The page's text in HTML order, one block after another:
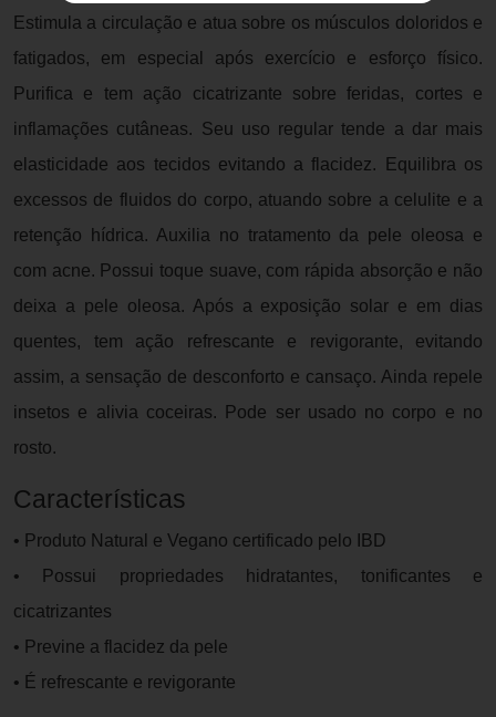
Estimula a circulação e atua sobre os músculos doloridos e
fatigados, em especial após exercício e esforço físico.
Purifica e tem ação cicatrizante sobre feridas, cortes e
inflamações cutâneas. Seu uso regular tende a dar mais
elasticidade aos tecidos evitando a flacidez. Equilibra os
excessos de fluidos do corpo, atuando sobre a celulite e a
retenção hídrica. Auxilia no tratamento da pele oleosa e
com acne. Possui toque suave, com rápida absorção e não
deixa a pele oleosa. Após a exposição solar e em dias
quentes, tem ação refrescante e revigorante, evitando
assim, a sensação de desconforto e cansaço. Ainda repele
insetos e alivia coceiras. Pode ser usado no corpo e no
rosto.
Características
• Produto Natural e Vegano certificado pelo IBD
• Possui propriedades hidratantes, tonificantes e
cicatrizantes
• Previne a flacidez da pele
• É refrescante e revigorante